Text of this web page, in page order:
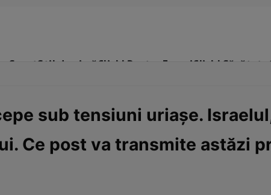
SportStil de viațăClick! Pentru FemeiClick! Sănătate
la cuțiteEurovison
sub tensiuni uriașe.
Ce post va transmite astăzi